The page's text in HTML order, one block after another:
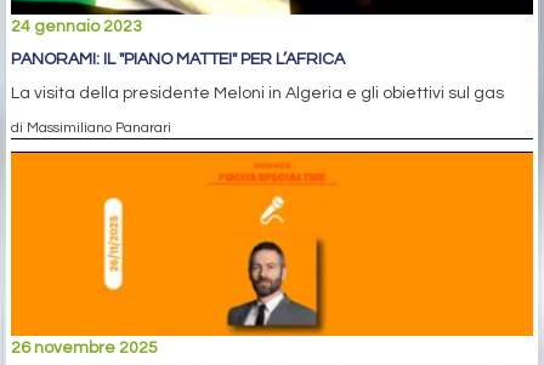
24 gennaio 2023
PANORAMI: IL "PIANO MATTEI" PER L’AFRICA
La visita della presidente Meloni in Algeria e gli obiettivi sul gas
di Massimiliano Panarari
26 novembre 2025